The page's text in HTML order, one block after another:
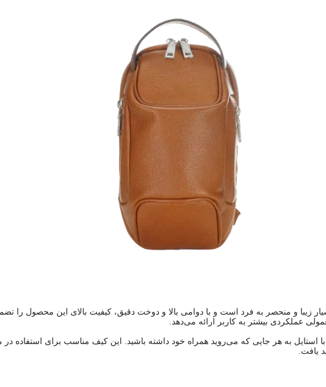
عملکردی بیشتر به کاربر ارائه می‌دهد.
با استایل به هر جایی که می‌روید همراه خود داشته باشید. این کیف مناسب برای
یافت.